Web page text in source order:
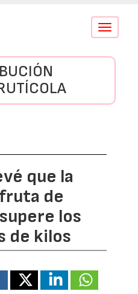
Conmutar
que la
de
los
de kilos